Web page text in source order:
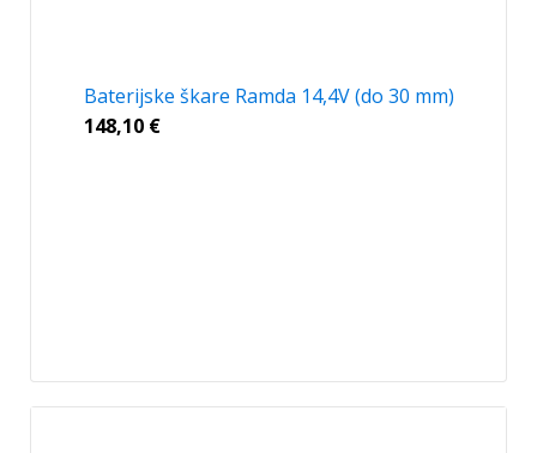
Baterijske škare Ramda 14,4V (do 30 mm)
148,10 €